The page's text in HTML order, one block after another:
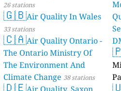
26 stations
🇬🇧Air Quality In Wales
33 stations
🇨🇦Air Quality Ontario -
The Ontario Ministry Of
The Environment And
Climate Change 38 stations
🇩🇪